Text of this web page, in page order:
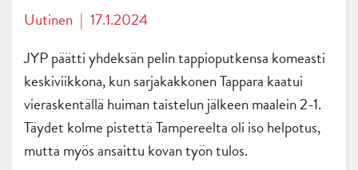
Uutinen | 17.1.2024
JYP päätti yhdeksän pelin tappioputkensa komeasti
keskiviikkona, kun sarjakakkonen Tappara kaatui
vieraskentällä huiman taistelun jälkeen maalein 2-1.
Täydet kolme pistettä Tampereelta oli iso helpotus,
mutta myös ansaittu kovan työn tulos.